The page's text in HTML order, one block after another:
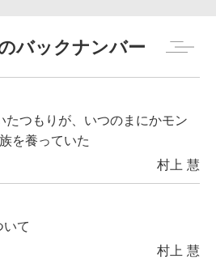
バックナンバー
つもりが、いつのまにかモン
を養っていた
村上 慧
て
村上 慧